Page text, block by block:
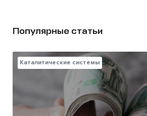
Популярные статьи
Каталитические системы